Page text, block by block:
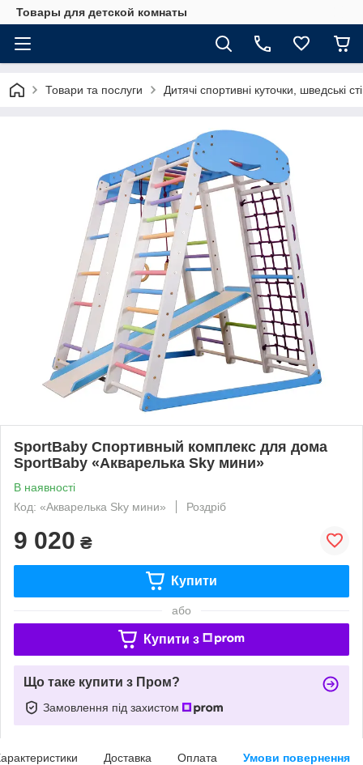
Товары для детской комнаты
Товари та послуги Дитячі спортивні куточки, шведські
SportBaby Спортивный комплекс для дома
SportBaby «Акварелька Sky мини»
В наявності
Код: «Акварелька Sky мини»
Роздріб
9 020 ₴
Купити
або
Купити з
Що таке купити з Пром?
Замовлення під захистом
Доставка Оплата Умови повернення